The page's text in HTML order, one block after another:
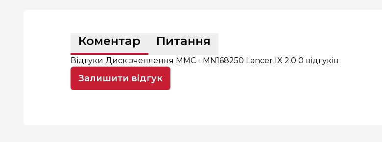
Коментар Питання
Відгуки Диск зчеплення MMC - MN168250 Lancer IX 2.0 0 відгуків
Залишити відгук